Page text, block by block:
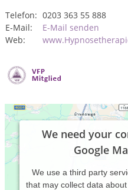
Telefon: 0203 363 55 888
E-Mail:
E-Mail senden
Web:
We need your
Google
We use a third party
that may collect data